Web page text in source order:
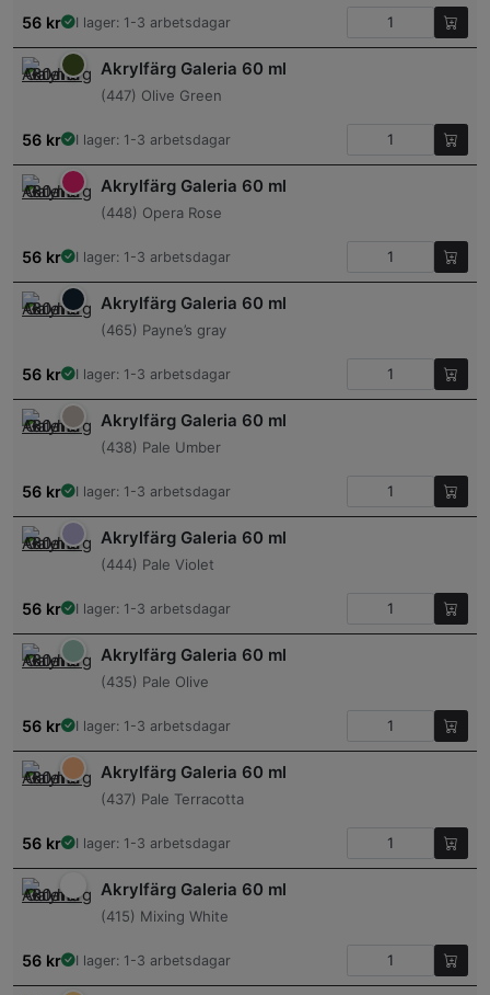
56 kr I lager: 1-3 arbetsdagar
Akrylfärg Galeria 60 ml
(447) Olive Green
56 kr I lager: 1-3 arbetsdagar
Akrylfärg Galeria 60 ml
(448) Opera Rose
56 kr I lager: 1-3 arbetsdagar
Akrylfärg Galeria 60 ml
(465) Payne’s gray
56 kr I lager: 1-3 arbetsdagar
Akrylfärg Galeria 60 ml
(438) Pale Umber
56 kr I lager: 1-3 arbetsdagar
Akrylfärg Galeria 60 ml
(444) Pale Violet
56 kr I lager: 1-3 arbetsdagar
Akrylfärg Galeria 60 ml
(435) Pale Olive
56 kr I lager: 1-3 arbetsdagar
Akrylfärg Galeria 60 ml
(437) Pale Terracotta
56 kr I lager: 1-3 arbetsdagar
Akrylfärg Galeria 60 ml
(415) Mixing White
56 kr I lager: 1-3 arbetsdagar